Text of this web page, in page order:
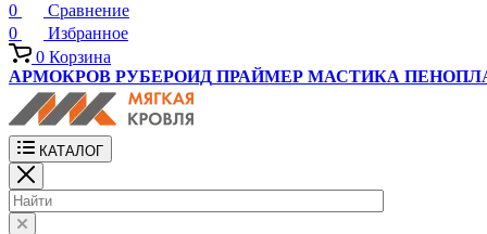
0
Сравнение
0
Избранное
0 Корзина
АРМОКРОВ РУБЕРОИД ПРАЙМЕР МАСТИКА
КАТАЛОГ